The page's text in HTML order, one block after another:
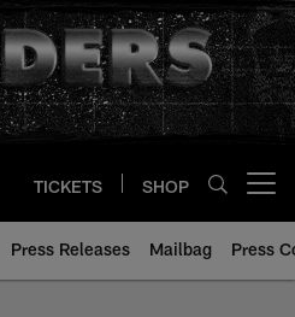
TICKETS SHOP
Press Releases Mailbag Press